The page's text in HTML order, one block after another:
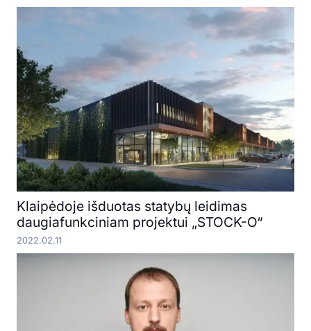
Klaipėdoje išduotas statybų leidimas
daugiafunkciniam projektui „STOCK-O“
2022.02.11